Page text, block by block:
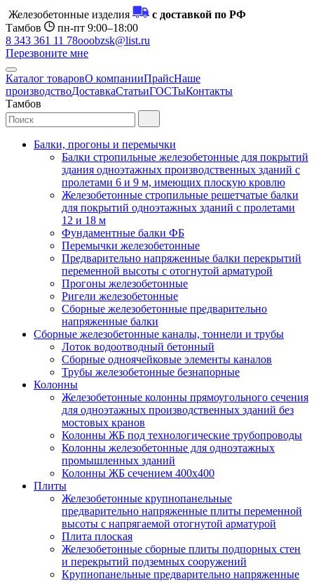
Железобетонные изделия
с доставкой по РФ
Тамбов
пн-пт 9:00–18:00
8 343 361 11 78ooobzsk@list.ru
Перезвоните мне
Каталог товаровО компанииПрайсНаше
производствоДоставкаСтатьиГОСТыКонтакты
Тамбов
Балки, прогоны и перемычки
Балки стропильные железобетонные для покрытий
здания одноэтажных производственных зданий с
пролетами 6 и 9 м, имеющих плоскую кровлю
Железобетонные стропильные решетчатые балки
для покрытий одноэтажных зданий с пролетами
12 и 18 м
Фундаментные балки ФБ
Перемычки железобетонные
Предварительно напряженные балки перекрытий
переменной высоты с отогнутой арматурой
Прогоны железобетонные
Ригели железобетонные
Сборные железобетонные предварительно
напряженные балки
Сборные железобетонные каналы, тоннели и трубы
Лоток водоотводный бетонный
Сборные одноячейковые элементы каналов
Трубы железобетонные безнапорные
Колонны
Железобетонные колонны прямоугольного сечения
для одноэтажных производственных зданий без
мостовых кранов
Колонны ЖБ под технологические трубопроводы
Колонны железобетонные для одноэтажных
промышленных зданий
Колонны ЖБ сечением 400х400
Плиты
Железобетонные крупнопанельные
предварительно напряженные плиты переменной
высоты с напрягаемой отогнутой арматурой
Плита плоская
Железобетонные сборные плиты подпорных стен
и перекрытий подземных сооружений
Крупнопанельные предварительно напряженные